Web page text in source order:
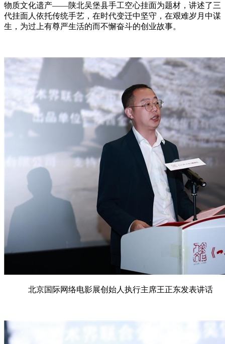
物质文化遗产——陕北吴堡县手工空心挂面为题材，讲述了三
代挂面人依托传统手艺，在时代变迁中坚守，在艰难岁月中谋
生，为过上有尊严生活的而不懈奋斗的创业故事。
北京国际网络电影展创始人执行主席王正东发表讲话